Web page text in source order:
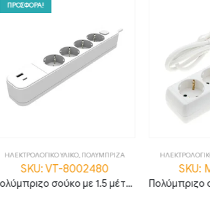
ΠΡΟΣΦΟΡΑ!
ΗΛΕΚΤΡΟΛΟΓΙΚΟ ΥΛΙΚΟ,ΠΟΛΥΜΠΡΙΖΑ
SKU: VT-8002480
Πολύμπριζο σούκο με 1.5 μέτρo καλώδιο και διακόπτη, διατομή καλωδίου 3G1.0, 4 εξόδους, 1 θύρα USB και 1 θύρα Type C λευκό σώμα
ΗΛΕΚΤΡΟΛΟΓΙΚΟ
SKU: